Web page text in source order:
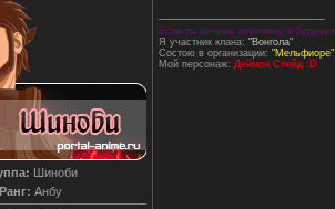
Шиноби
Ранг: Анбу
Если ты хочешь перемену в
Я участник клана: "Вонгола"
Состою в организации: "Мельфиоре"
Мой персонаж: Деймон Спейд :D